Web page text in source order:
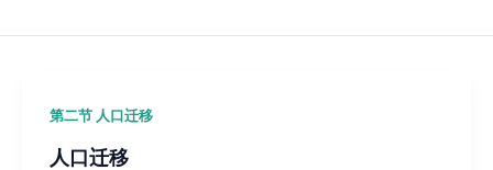
第二节 人口迁移
人口迁移